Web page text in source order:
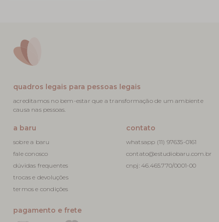
quadros legais para pessoas legais
acreditamos no bem-estar que a transformação de um ambiente
causa nas pessoas.
a baru
sobre a baru
fale conosco
dúvidas frequentes
trocas e devoluções
termos e condições
contato
whatsapp (11) 97635-0161
contato@estudiobaru.com.br
cnpj: 46.465.770/0001-00
pagamento e frete